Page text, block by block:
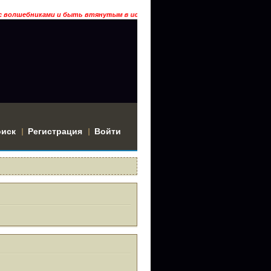
и быть втянутым в историю? Тогда заходи… ГРААЛЬ ГАРДАРИКА
Регистрация Войти